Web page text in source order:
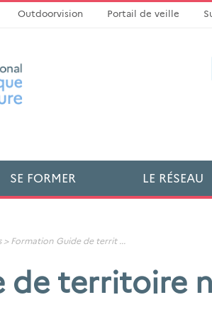
Outdoorvision Portail de veille
SE FORMER LE RÉSEAU
> Formation Guide de territ...
de territoire